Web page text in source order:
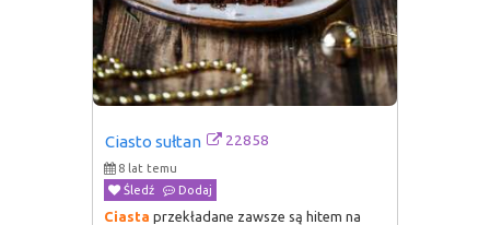
Ciasto sułtan 22858
8 lat temu
Śledź
Dodaj
Ciasta przekładane zawsze są hitem na